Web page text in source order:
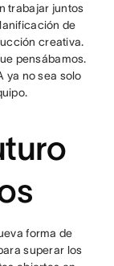
trabajar juntos
de
creativa.
pensábamos.
ya no sea solo
forma de
superar los